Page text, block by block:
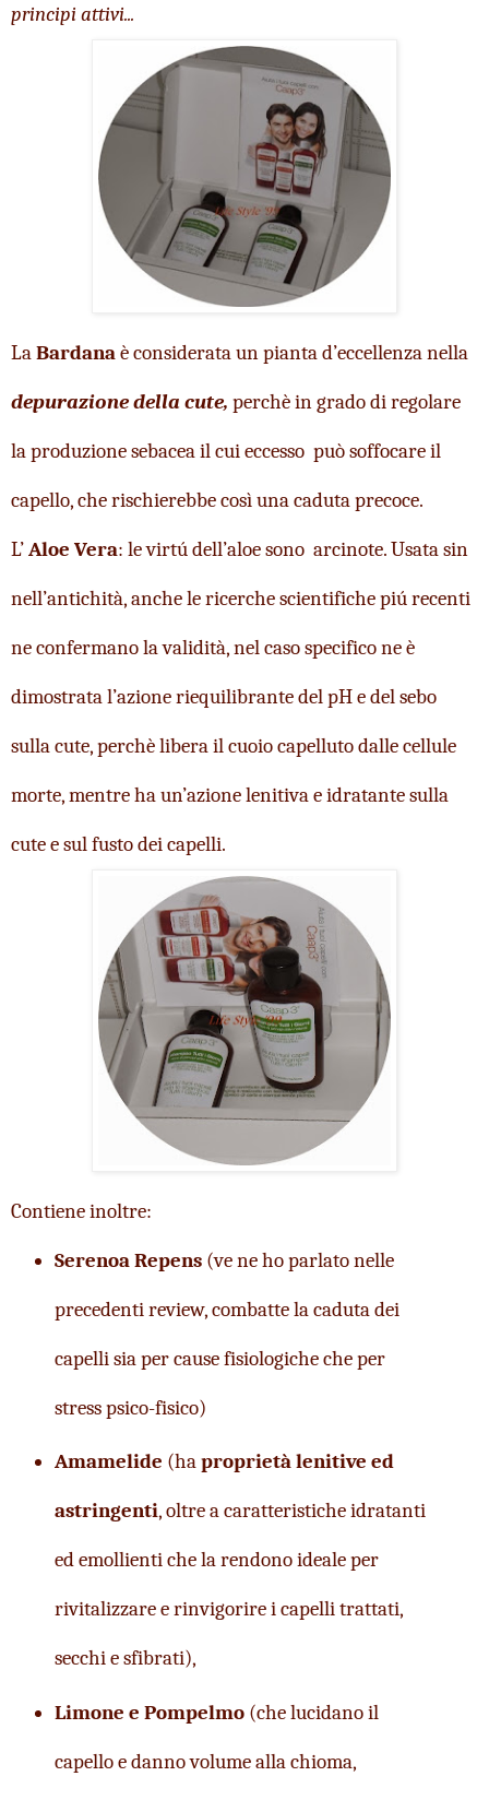
principi attivi...
La Bardana
depurazione della cute, perchè in grado di regolare
la produzione sebacea il cui eccesso  può soffocare il
capello, che rischierebbe così una caduta precoce.
L’ Aloe Vera: le virtú dell’aloe sono  arcinote. Usata sin
nell’antichità, anche le ricerche scientifiche piú recenti
ne confermano la validità, nel caso specifico ne è
dimostrata l’azione riequilibrante del pH e del sebo
sulla cute, perchè libera il cuoio capelluto dalle cellule
morte, mentre ha un’azione lenitiva e idratante sulla
cute e sul fusto dei capelli.
Contiene inoltre:
Serenoa Repens (ve ne ho parlato nelle
precedenti review, combatte la caduta dei
capelli sia per cause fisiologiche che per
stress psico-fisico)
Amamelide (ha proprietà lenitive ed
astringenti, oltre a caratteristiche idratanti
ed emollienti che la rendono ideale per
rivitalizzare e rinvigorire i capelli trattati,
secchi e sfibrati),
Limone e Pompelmo (che lucidano il
capello e danno volume alla chioma,